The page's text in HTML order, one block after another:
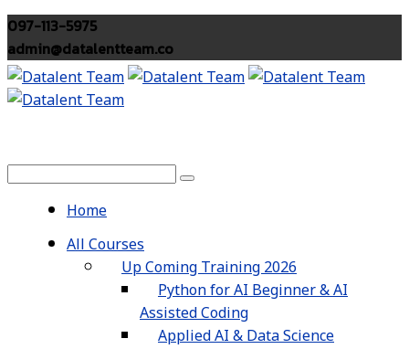
097-113-5975
admin@datalentteam.co
Home
All Courses
Up Coming Training 2026
Python for AI Beginner & AI
Assisted Coding
Applied AI & Data Science